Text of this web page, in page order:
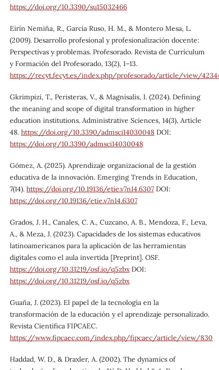
https://doi.org/10.3390/su15032466
Eirín Nemiña, R., García Ruso, H. M., & Montero Mesa, L.
(2009). Desarrollo profesional y profesionalización docente:
Perspectivas y problemas. Profesorado. Revista de Currículum
y Formación del Profesorado, 13(2), 1–13.
https://recyt.fecyt.es/index.php/profesorado/article/view/
Gkrimpizi, T., Peristeras, V., & Magnisalis, I. (2024). Defining
the meaning and scope of digital transformation in higher
education institutions. Administrative Sciences, 14(3), Article
48. https://doi.org/10.3390/admsci14030048DOI:
https://doi.org/10.3390/admsci14030048
Gómez, A. (2025). Aprendizaje organizacional de la gestión
educativa de la innovación. Emerging Trends in Education,
7(14). https://doi.org/10.19136/etie.v7n14.6307DOI:
https://doi.org/10.19136/etie.v7n14.6307
Grados, J. H., Canales, C. A., Cuzcano, A. B., Mendoza, F., Leva,
A., & Meza, J. (2023). Capacidades de los sistemas educativos
latinoamericanos para la aplicación de las herramientas
digitales como el aula invertida [Preprint]. OSF.
https://doi.org/10.31219/osf.io/q5zbxDOI:
https://doi.org/10.31219/osf.io/q5zbx
Guaña, J. (2023). El papel de la tecnología en la
transformación de la educación y el aprendizaje personalizado.
Revista Científica FIPCAEC.
https://www.fipcaec.com/index.php/fipcaec/article/view/830
Haddad, W. D., & Draxler, A. (2002). The dynamics of